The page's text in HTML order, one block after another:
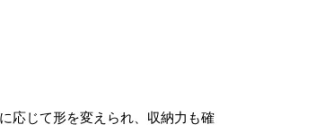
応じて形を変えられ、収納力も確